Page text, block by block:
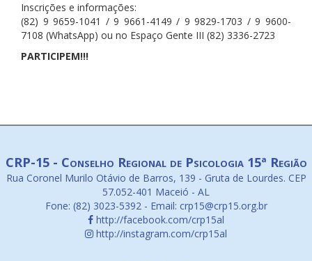
Inscrições e informações:
(82) 9 9659-1041 / 9 9661-4149 / 9 9829-1703 / 9 9600-
7108 (WhatsApp) ou no Espaço Gente III (82) 3336-2723
PARTICIPEM!!!
CRP-15 - Conselho Regional de Psicologia 15ª Região
Rua Coronel Murilo Otávio de Barros, 139 - Gruta de Lourdes. CEP
57.052-401 Maceió - AL
Fone: (82) 3023-5392 - Email: crp15@crp15.org.br
http://facebook.com/crp15al
http://instagram.com/crp15al